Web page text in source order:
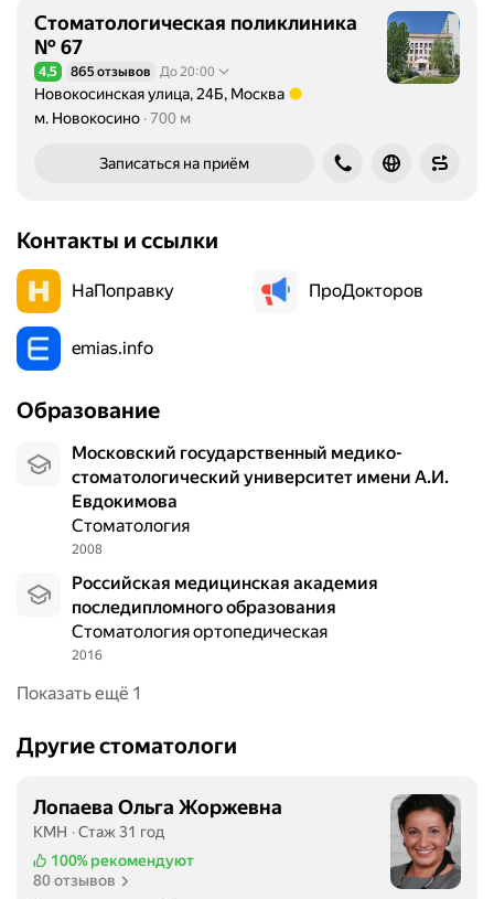
Стоматологическая поликлиника
№ 67
Рейтинг 4,5 из 5
4,5 865 отзывов До 20:00
Новокосинская улица, 24Б, Москва
Метро м. Новокосино Расстояние 700 м
м. Новокосино 700 м
Записаться на приём
Контакты и ссылки
НаПоправку ПроДокторов
emias.info
Образование
Московский государственный медико-
стоматологический университет имени А.И.
Евдокимова
Стоматология
2008
Российская медицинская академия
последипломного образования
Стоматология ортопедическая
2016
Показать ещё 1
Другие стоматологи
Лопаева Ольга Жоржевна
КМН
Стаж 31 год
100% рекомендуют
80 отзывов